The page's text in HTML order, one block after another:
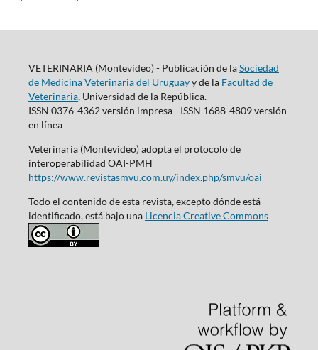
VETERINARIA (Montevideo) - Publicación de laSociedad
de Medicina Veterinaria del Uruguayy de la Facultad de
Veterinaria, Universidad de la República.
ISSN 0376-4362 versión impresa - ISSN 1688-4809 versión
en línea
Veterinaria (Montevideo) adopta el protocolo de
interoperabilidad OAI-PMH
https://www.revistasmvu.com.uy/index.php/smvu/oai
Todo el contenido de esta revista, excepto dónde está
identificado, está bajo una Licencia Creative Commons